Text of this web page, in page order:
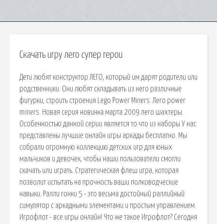
Скачать игру лего супер герои
Дети любят конструктор ЛЕГО, который им дарят родители или
родственники. Они любят складывать из него различные
фигурки, строить строения Lego Power Miners. Лего power
miners. Новая серия новинка марта 2009 лего шахтеры.
Особенностью данной серии является то что из наборы У нас
представлены лучшие онлайн игры аркады бесплатно. Мы
собрали огромную коллекцию детских игр для юных
мальчиков и девочек, чтобы наши пользователи смогли
скачать или играть. Стратегическая флеш игра, которая
позволит испытать на прочность ваши полководческие
навыки. Ралли гонки 5 - это весьма достойный раллийный
симулятор с аркадными элементами и простым управлением.
Игрофлот - все игры онлайн! Что же такое Игрофлот? Сегодня